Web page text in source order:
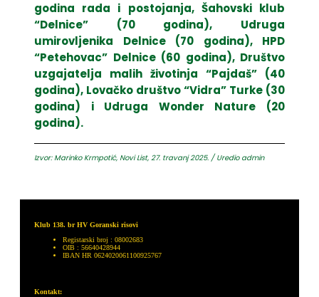
godina rada i postojanja, Šahovski klub
“Delnice” (70 godina), Udruga
umirovljenika Delnice (70 godina), HPD
“Petehovac” Delnice (60 godina), Društvo
uzgajatelja malih životinja “Pajdaš” (40
godina), Lovačko društvo “Vidra” Turke (30
godina) i Udruga Wonder Nature (20
godina).
Izvor: Marinko Krmpotić, Novi List, 27. travanj 2025. / Uredio admin
Klub 138. br HV Goranski risovi
Registarski broj : 08002683
OIB : 56640428944
IBAN HR 0624020061100925767
Kontakt: